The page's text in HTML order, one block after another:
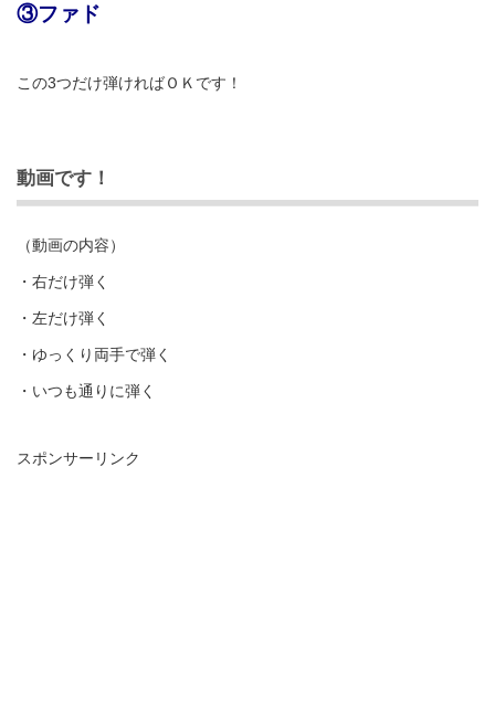
③ファド
この3つだけ弾ければＯＫです！
動画です！
（動画の内容）
・右だけ弾く
・左だけ弾く
・ゆっくり両手で弾く
・いつも通りに弾く
スポンサーリンク